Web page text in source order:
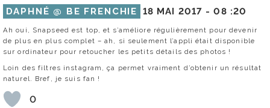
DAPHNÉ @ BE FRENCHIE 18 MAI 2017 -08 :20
Ah oui, Snapseed est top, et s’améliore régulièrement pour devenir
de plus en plus complet – ah, si seulement l’appli était disponible
sur ordinateur pour retoucher les petits détails des photos !
Loin des filtres instagram, ça permet vraiment d’obtenir un résultat
naturel. Bref, je suis fan !
0